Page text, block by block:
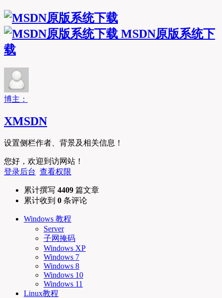
MSDN原版系统下
载
博主：
XMSDN
设置侧栏作者、背景及相关信息！
您好，欢迎到访网站！
登录后台 查看权限
累计撰写 4409 篇文章
累计收到 0 条评论
Windows 教程
Server
子网掩码
Windows XP
Windows 7
Windows 8
Windows 10
Windows 11
Linux教程